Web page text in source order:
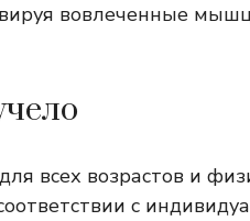
вовлеченные
всех возрастов и
с